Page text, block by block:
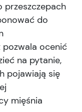
przeszczepach
do
pozwala ocenić
na pytanie,
pojawiają się
mięśnia